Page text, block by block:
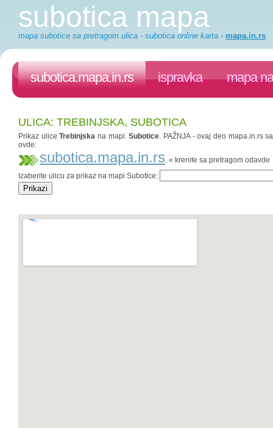
subotica mapa
mapa subotice sa pretragom ulica - subotica online karta - mapa.in.rs
subotica.mapa.in.rs ispravka mapa
ULICA: TREBINJSKA, SUBOTICA
Prikaz uliceTrebinjska na mapi.Subotice. PAŽNJA - ovaj deo mapa.in.rs
ovde:
subotica.mapa.in.rs. « krenite sa pretragom odavde
Izaberite ulicu za prikaz na mapi Subotice: